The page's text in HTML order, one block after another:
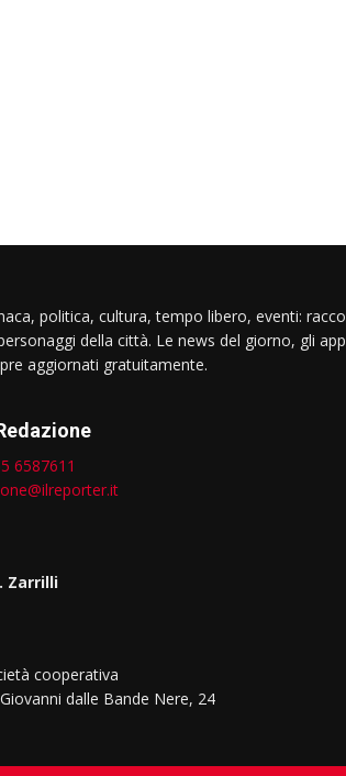
politica, cultura, tempo libero, eventi:
della città. Le news del giorno, gli
aggiornati gratuitamente.
6587611
Zarrilli
cooperativa
dalle Bande Nere, 24